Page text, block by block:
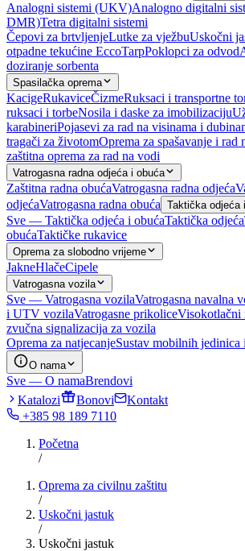
Analogni sistemi (UKV)Analogno digitalni
DMR)Tetra digitalni sistemi
Čepovi za brtvljenjeLutke za vježbuUskočni
otpadne tekućine EccoTarpPoklopci za odvod
doziranje sorbenta
Spasilačka oprema
KacigeRukaviceČizmeRuksaci i transportne
ruksaci i torbeNosila i daske za imobilizaciju
karabineriPojasevi za rad na visinama i
tragači za životomOprema za spašavanje i rad
zaštitna oprema za rad na vodi
Vatrogasna radna odjeća i obuća
Zaštitna radna obućaVatrogasna radna odjeća
odjećaVatrogasna radna obuća Taktička odjeća
Sve — Taktička odjeća i obućaTaktička odjeća
obućaTaktičke rukavice
Oprema za slobodno vrijeme
JakneHlačeCipele
Vatrogasna vozila
Sve — Vatrogasna vozilaVatrogasna navalna
i UTV vozilaVatrogasne prikoliceVisokotlačni
zvučna signalizacija za vozila
Oprema za natjecanjeSustav mobilnih jedinica
O nama
Sve — O namaBrendovi
Katalozi
Bonovi
Kontakt
+385 98 189 7110
Početna
/
Oprema za civilnu zaštitu
/
Uskočni jastuk
/
Uskočni jastuk